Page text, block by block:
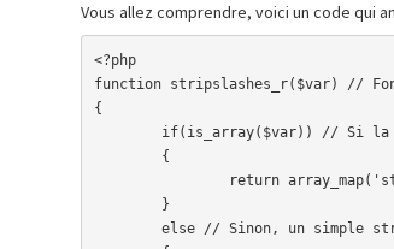
Vous allez comprendre, voici un code qui
<?php
function stripslashes_r($var) //
{